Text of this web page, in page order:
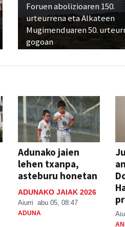
Foruen abolizioaren 150.
urteurrena eta Alkateen
Mugimenduaren 50.
gogoan
Adunako jaien
lehen txanpa,
asteburu honetan
ADUNAKO JAIAK 2026
Aiurri abu 05, 08:47
ADUNA